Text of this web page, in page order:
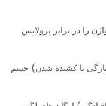
را در برابر پرولاپس
یا کشیده شدن) جسم